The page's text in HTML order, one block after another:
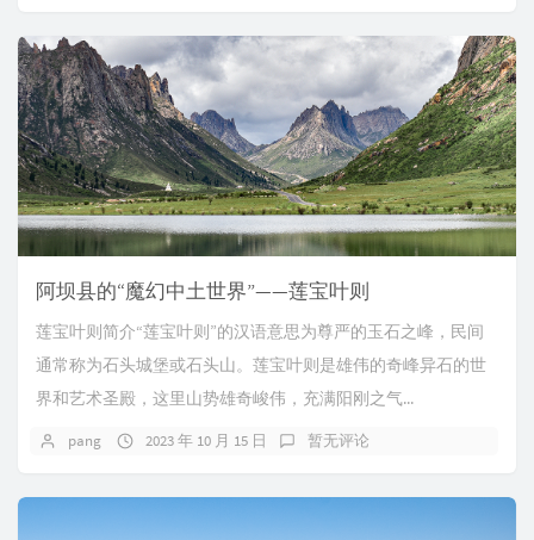
阿坝县的“魔幻中土世界”——莲宝叶则
莲宝叶则简介“莲宝叶则”的汉语意思为尊严的玉石之峰，民间
通常称为石头城堡或石头山。莲宝叶则是雄伟的奇峰异石的世
界和艺术圣殿，这里山势雄奇峻伟，充满阳刚之气...
pang 2023 年 10 月 15 日 暂无评论